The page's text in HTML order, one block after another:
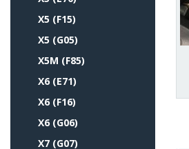
X5 (F15)
X5 (G05)
X5M (F85)
X6 (E71)
X6 (F16)
X6 (G06)
X7 (G07)